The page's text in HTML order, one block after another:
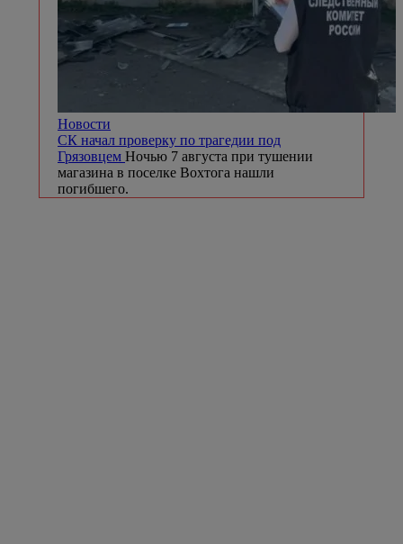
Новости
СК начал проверку по трагедии под
Грязовцем Ночью 7 августа при тушении
магазина в поселке Вохтога нашли
погибшего.